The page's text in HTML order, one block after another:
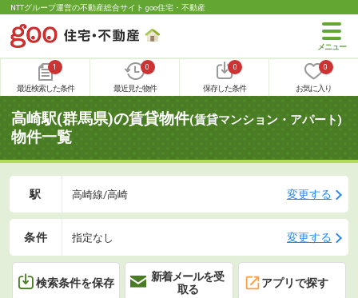
NTTグループ運営の不動産総合サイト goo住宅・不動産
1
最近検索した条件
0
最近見た物件
0
保存した条件
0
お気に入り
高崎駅(群馬県)の賃貸物件(賃貸マンション・アパート)
物件一覧
駅 高崎線/高崎 変更する
条件 指定なし 変更する
検索条件を保存
新着メールを受
取る
アプリで探す